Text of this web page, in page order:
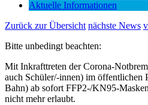
Aktuelle Informationen
Zurück zur Übersicht nächste News
Bitte unbedingt beachten:
Mit Inkrafttreten der Corona-
auch Schüler/-innen) im öffentlichen
Bahn) ab sofort FFP2-/KN95-
nicht mehr erlaubt.